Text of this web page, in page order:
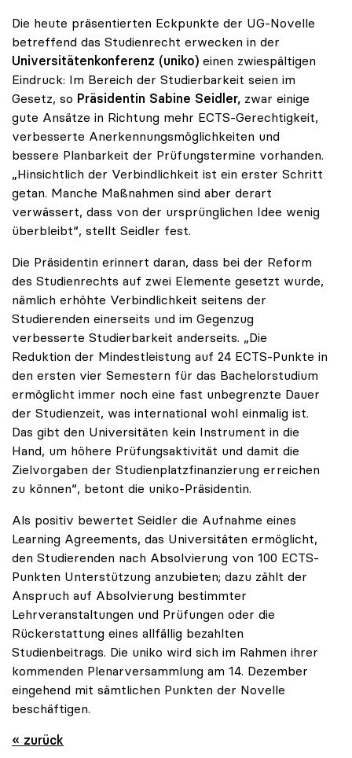
Die heute präsentierten Eckpunkte der UG-Novelle
betreffend das Studienrecht erwecken in der
Universitätenkonferenz (uniko) einen zwiespältigen
Eindruck: Im Bereich der Studierbarkeit seien im
Gesetz, so Präsidentin Sabine Seidler, zwar einige
gute Ansätze in Richtung mehr ECTS-Gerechtigkeit,
verbesserte Anerkennungsmöglichkeiten und
bessere Planbarkeit der Prüfungstermine vorhanden.
„Hinsichtlich der Verbindlichkeit ist ein erster Schritt
getan. Manche Maßnahmen sind aber derart
verwässert, dass von der ursprünglichen Idee wenig
überbleibt“, stellt Seidler fest.
Die Präsidentin erinnert daran, dass bei der Reform
des Studienrechts auf zwei Elemente gesetzt wurde,
nämlich erhöhte Verbindlichkeit seitens der
Studierenden einerseits und im Gegenzug
verbesserte Studierbarkeit anderseits. „Die
Reduktion der Mindestleistung auf 24 ECTS-Punkte in
den ersten vier Semestern für das Bachelorstudium
ermöglicht immer noch eine fast unbegrenzte Dauer
der Studienzeit, was international wohl einmalig ist.
Das gibt den Universitäten kein Instrument in die
Hand, um höhere Prüfungsaktivität und damit die
Zielvorgaben der Studienplatzfinanzierung erreichen
zu können“, betont die uniko-Präsidentin.
Als positiv bewertet Seidler die Aufnahme eines
Learning Agreements, das Universitäten ermöglicht,
den Studierenden nach Absolvierung von 100 ECTS-
Punkten Unterstützung anzubieten; dazu zählt der
Anspruch auf Absolvierung bestimmter
Lehrveranstaltungen und Prüfungen oder die
Rückerstattung eines allfällig bezahlten
Studienbeitrags. Die uniko wird sich im Rahmen ihrer
kommenden Plenarversammlung am 14. Dezember
eingehend mit sämtlichen Punkten der Novelle
beschäftigen.
« zurück